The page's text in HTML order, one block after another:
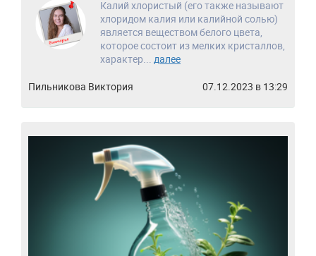
Калий хлористый (его также называют
хлоридом калия или калийной солью)
является веществом белого цвета,
которое состоит из мелких кристаллов,
характер... далее
Пильникова Виктория 07.12.2023 в 13:29